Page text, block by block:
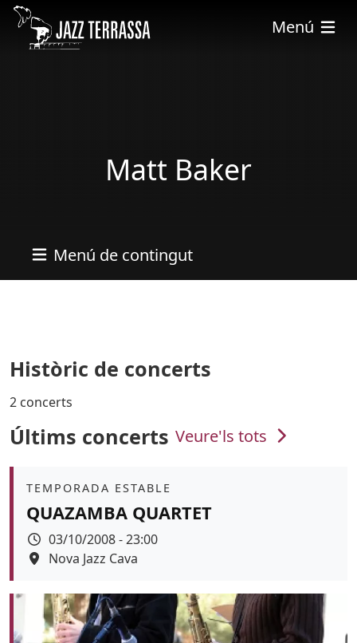
Vés al contingut
Menú
Matt Baker
Menú de contingut
Històric de concerts
2 concerts
Últims concerts Veure'ls tots
Àmbit
TEMPORADA ESTABLE
QUAZAMBA QUARTET
Data
03/10/2008 - 23:00
Espai
Nova Jazz Cava